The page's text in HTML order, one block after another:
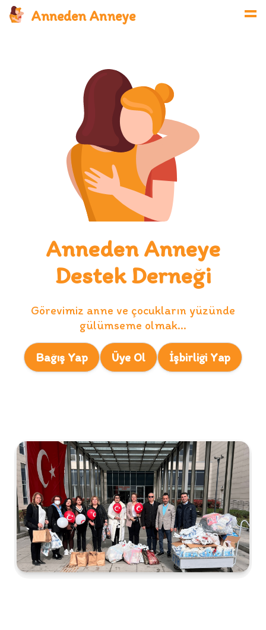
Anneden Anneye
Anneden Anneye
Destek Derneği
Görevimiz anne ve çocukların yüzünde
gülümseme olmak...
Bağış Yap Üye Ol İşbirliği Yap